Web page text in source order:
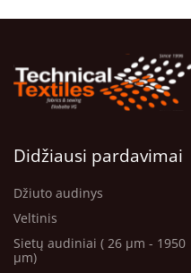
Didžiausi pardavimai
Džiuto audinys
Veltinis
Sietų audiniai ( 26 μm - 1950
μm)